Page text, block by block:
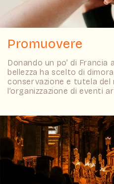
Promuovere
Donando un po’ di
bellezza ha scelto di
conservazione e tutela
l’organizzazione di eventi